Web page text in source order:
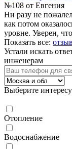
№108 от Евгения
Ни разу не
как потом
уровне. Уверен,
Показать все:
Устали искать
инженерам
Выберите
Отопление
Водоснабжение